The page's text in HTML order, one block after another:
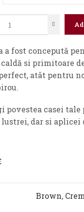
a fost concepută
si primitoare
atât pentru
povestea casei tale
lustrei, dar si aplicei
Brown,